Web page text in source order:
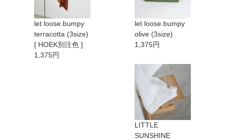
let loose.bumpy
terracotta (3size)
[ HOEK別注色 ]
1,375円
let loose.bumpy
olive (3size)
1,375円
LITTLE
SUNSHINE